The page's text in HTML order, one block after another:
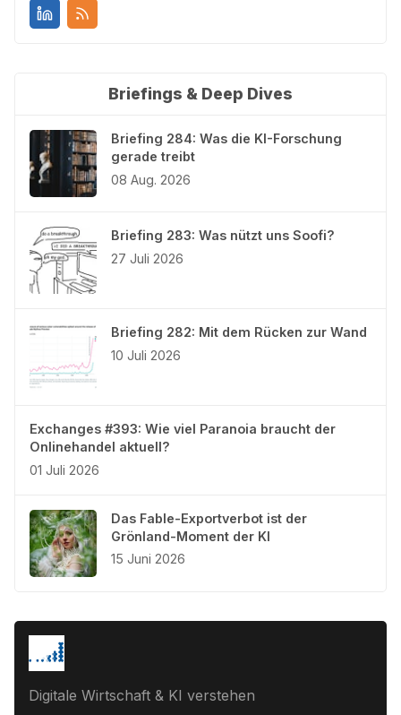
Briefings & Deep Dives
Briefing 284: Was die KI-Forschung
gerade treibt
08 Aug. 2026
Briefing 283: Was nützt uns Soofi?
27 Juli 2026
Briefing 282: Mit dem Rücken zur Wand
10 Juli 2026
Exchanges #393: Wie viel Paranoia braucht der
Onlinehandel aktuell?
01 Juli 2026
Das Fable-Exportverbot ist der
Grönland-Moment der KI
15 Juni 2026
Digitale Wirtschaft & KI verstehen